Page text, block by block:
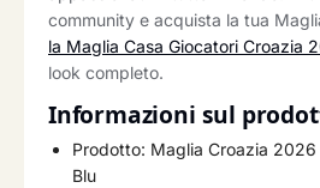
community e acquista la tua
la Maglia Casa Giocatori Croazia
look completo.
Informazioni sul
Prodotto: Maglia Croazia
Blu